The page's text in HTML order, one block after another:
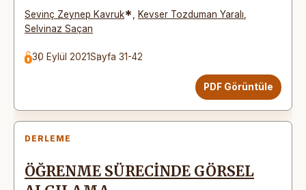
Sevinç Zeynep Kavruk*, Kevser Tozduman Yaralı,
Selvinaz Saçan
30 Eylül 2021Sayfa 31-42
PDF Görüntüle
DERLEME
ÖĞRENME SÜRECİNDE GÖRSEL